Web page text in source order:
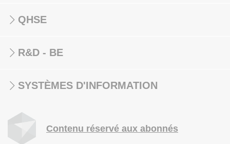
QHSE
R&D - BE
SYSTÈMES D'INFORMATION
Contenu réservé aux abonnés